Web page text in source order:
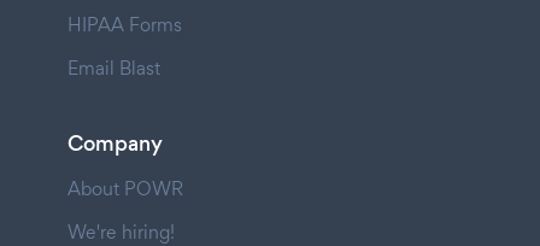
HIPAA Forms
Email Blast
Company
About POWR
We're hiring!